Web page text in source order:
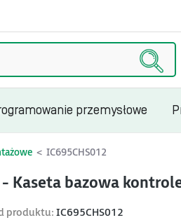
przemysłowe
IC695CHS012
- Kaseta bazowa
produktu: IC695CHS012